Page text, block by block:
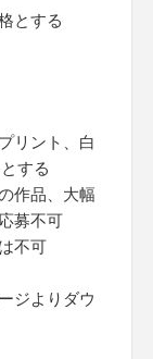
とする
リント、白
する
作品、大幅
募不可
不可
ジよりダウ